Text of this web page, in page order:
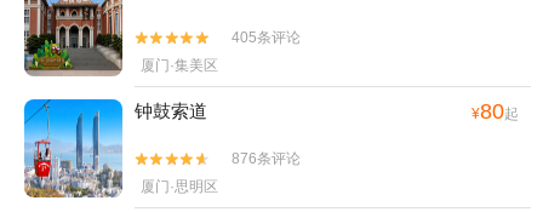


405条评论
厦门·集美区
钟鼓索道 ¥80起


876条评论
厦门·思明区